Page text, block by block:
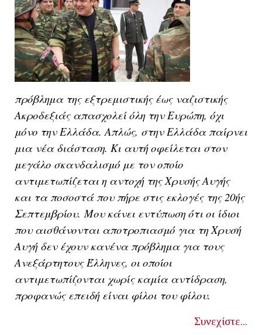
πρόβλημα της εξτρεμιστικής έως ναζιστικής
Ακροδεξιάς απασχολεί όλη την Ευρώπη, όχι
μόνο την Ελλάδα. Απλώς, στην Ελλάδα παίρνει
μια νέα διάσταση. Κι αυτή οφείλεται στον
μεγάλο σκανδαλισμό με τον οποίο
αντιμετωπίζεται η αντοχή της Χρυσής Αυγής
και τα ποσοστά που πήρε στις εκλογές της 20ής
Σεπτεμβρίου. Μου κάνει εντύπωση ότι οι ίδιοι
που αισθάνονται αποτροπιασμό για τη Χρυσή
Αυγή δεν έχουν κανένα πρόβλημα για τους
Ανεξάρτητους Έλληνες, οι οποίοι
αντιμετωπίζονται χωρίς καμία αντίδραση,
προφανώς επειδή είναι φίλοι του φίλου.
Συνεχίστε...